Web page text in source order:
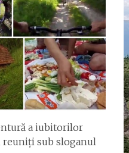
a iubitorilor
reuniți sub sloganul